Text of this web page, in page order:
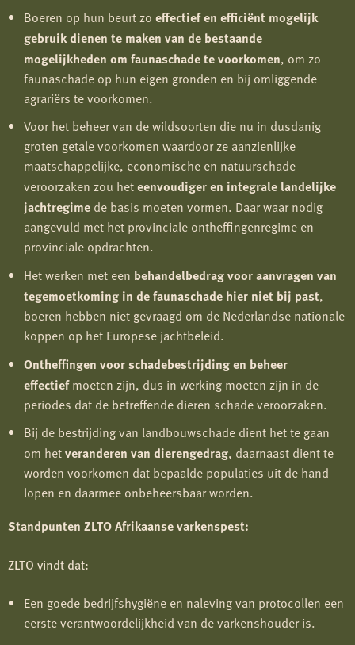
Boeren op hun beurt zo effectief en efficiënt mogelijk
gebruik dienen te maken van de bestaande
mogelijkheden om faunaschade te voorkomen, om zo
faunaschade op hun eigen gronden en bij omliggende
agrariërs te voorkomen.
Voor het beheer van de wildsoorten die nu in dusdanig
groten getale voorkomen waardoor ze aanzienlijke
maatschappelijke, economische en natuurschade
veroorzaken zou heteenvoudiger en integrale landelijke
jachtregime de basis moeten vormen. Daar waar nodig
aangevuld met het provinciale ontheffingenregime en
provinciale opdrachten.
Het werken met een behandelbedrag voor aanvragen van
tegemoetkoming in de faunaschade hier niet bij past,
boeren hebben niet gevraagd om de Nederlandse nationale
koppen op het Europese jachtbeleid.
Ontheffingen voor schadebestrijding en beheer
effectiefmoeten zijn, dus in werking moeten zijn in de
periodes dat de betreffende dieren schade veroorzaken.
Bij de bestrijding van landbouwschade dient het te gaan
om hetveranderen van dierengedrag, daarnaast dient te
worden voorkomen dat bepaalde populaties uit de hand
lopen en daarmee onbeheersbaar worden.
Standpunten ZLTO Afrikaanse varkenspest:
ZLTO vindt dat:
Een goede bedrijfshygiëne en naleving van protocollen een
eerste verantwoordelijkheid van de varkenshouder is.